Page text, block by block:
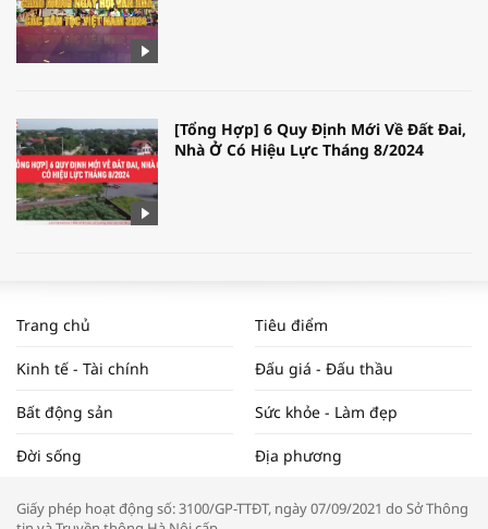
[Tổng Hợp] 6 Quy Định Mới Về Đất Đai,
Nhà Ở Có Hiệu Lực Tháng 8/2024
NAM NĂM 2024 VÀ NĂM 2025 | NHỊP
ĐẬP THỊ TRƯỜNG #62
Tọa đàm “Xúc tiến thương mại: Khơi
Trang chủ Tiêu điểm
Kinh tế - Tài chính Đấu giá - Đấu thầu
Bất động sản Sức khỏe - Làm đẹp
Đời sống Địa phương
Giấy phép hoạt động số: 3100/GP-TTĐT, ngày 07/09/2021 do Sở Thông